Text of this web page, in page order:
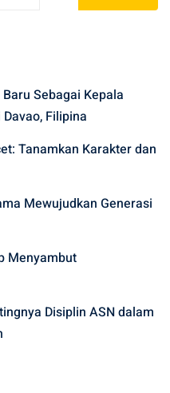
Sebagai Kepala
Filipina
Tanamkan Karakter dan
Mewujudkan Generasi
Menyambut
Disiplin ASN dalam